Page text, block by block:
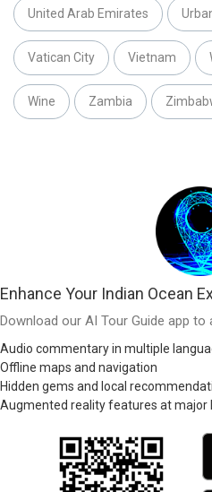
United Arab Emirates
Vatican City Vietnam
Wine Zambia
Enhance Your Indian Ocean
Download our AI Tour Guide app to
Audio commentary in multiple
Offline maps and navigation
Hidden gems and local
Augmented reality features at major